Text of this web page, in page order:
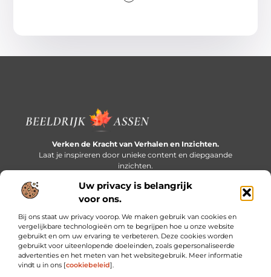
Uw privacy is belangrijk
voor ons.
Bij ons staat uw privacy voorop. We maken gebruik van cookies en
vergelijkbare technologieën om te begrijpen hoe u onze website
gebruikt en om uw ervaring te verbeteren. Deze cookies worden
gebruikt voor uiteenlopende doeleinden, zoals gepersonaliseerde
advertenties en het meten van het websitegebruik. Meer informatie
vindt u in ons [cookiebeleid].
Verken de Kracht van Verhalen en Inzichten.
Laat je inspireren door unieke content en diepgaande
inzichten.
Bericht categorie
Onze informatie